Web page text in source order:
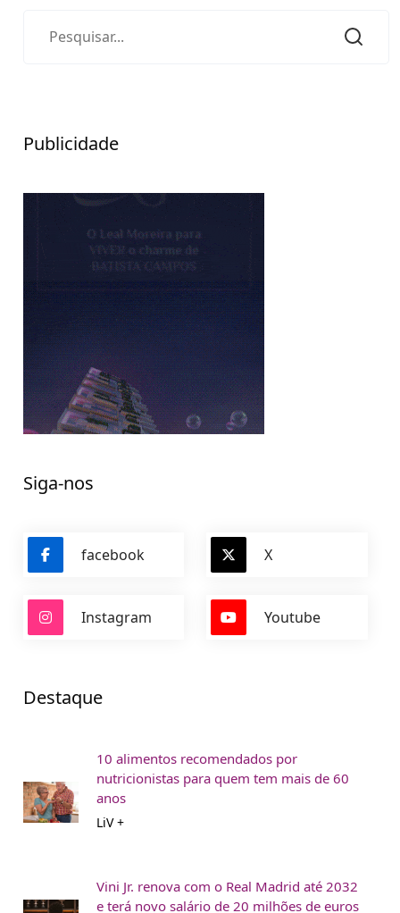
Publicidade
Siga-nos
facebook X
Instagram Youtube
Destaque
10 alimentos recomendados por
nutricionistas para quem tem mais de 60
anos
LiV +
Vini Jr. renova com o Real Madrid até 2032
e terá novo salário de 20 milhões de euros